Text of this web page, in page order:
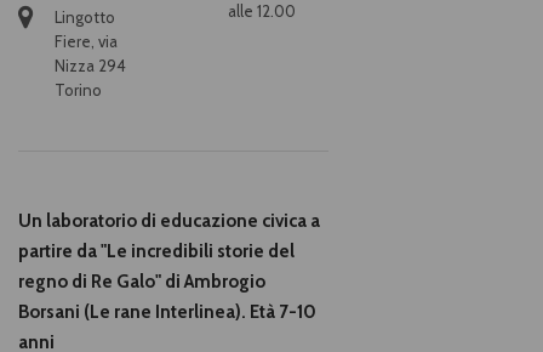
Lingotto
Fiere, via
Nizza 294
Torino
alle 12.00
Un laboratorio di educazione civica a
partire da "Le incredibili storie del
regno di Re Galo" di Ambrogio
Borsani (Le rane Interlinea). Età 7-10
anni